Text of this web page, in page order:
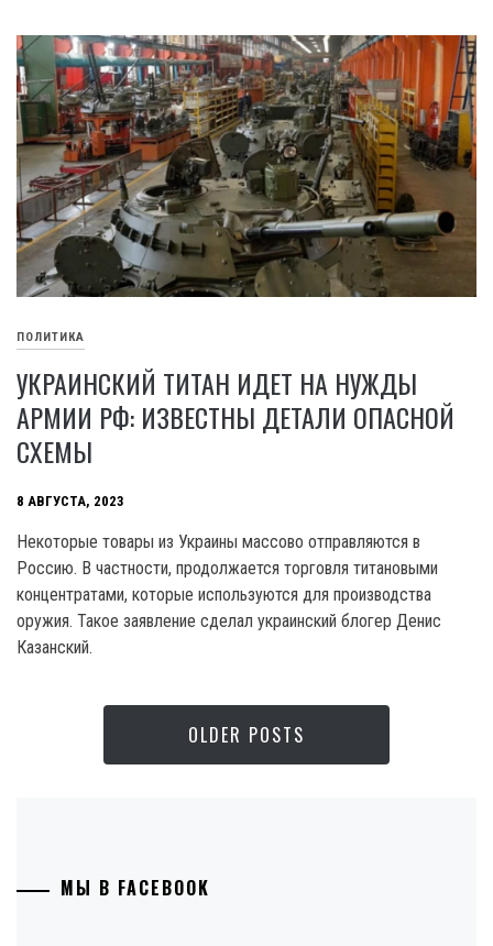
ПОЛИТИКА
УКРАИНСКИЙ ТИТАН ИДЕТ НА НУЖДЫ
АРМИИ РФ: ИЗВЕСТНЫ ДЕТАЛИ ОПАСНОЙ
СХЕМЫ
8 АВГУСТА, 2023
Некоторые товары из Украины массово отправляются в
Россию. В частности, продолжается торговля титановыми
концентратами, которые используются для производства
оружия. Такое заявление сделал украинский блогер Денис
Казанский.
OLDER POSTS
МЫ В FACEBOOK